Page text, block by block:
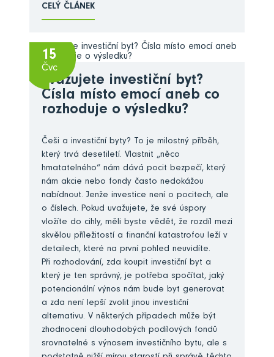
CELÝ ČLÁNEK
15
Čvc
Zvažujete investiční byt?
Čísla místo emocí aneb co
rozhoduje o výsledku?
Češi a investiční byty? To je milostný příběh,
který trvá desetiletí. Vlastnit „něco
hmatatelného“ nám dává pocit bezpečí, který
nám akcie nebo fondy často nedokážou
nabídnout. Jenže investice není o pocitech, ale
o číslech. Pokud uvažujete, že své úspory
vložíte do cihly, měli byste vědět, že rozdíl mezi
skvělou příležitostí a finanční katastrofou leží v
detailech, které na první pohled neuvidíte.
Při rozhodování, zda koupit investiční byt a
který je ten správný, je potřeba spočítat, jaký
potencionální výnos nám bude byt generovat
a zda není lepší zvolit jinou investiční
alternativu. V některých případech může být
zhodnocení dlouhodobých podílových fondů
srovnatelné s výnosem investičního bytu, ale s